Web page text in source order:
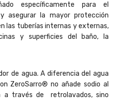
específicamente para el
asegurar la mayor protección
las tuberías internas y externas,
y superficies del baño, la
de agua. A diferencia del agua
ZeroSarro® no añade sodio al
a través de retrolavados, sino